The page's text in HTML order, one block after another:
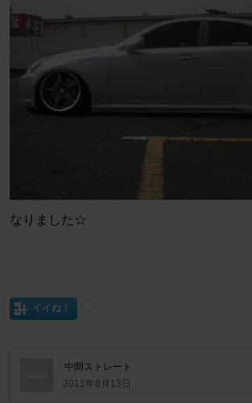
なりました☆
イイね！
中間ストレート
2011年8月13日